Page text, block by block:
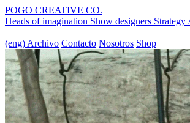
POGO CREATIVE CO.
Heads of imagination Show designers Strategy
(eng) Archivo Contacto Nosotros Shop